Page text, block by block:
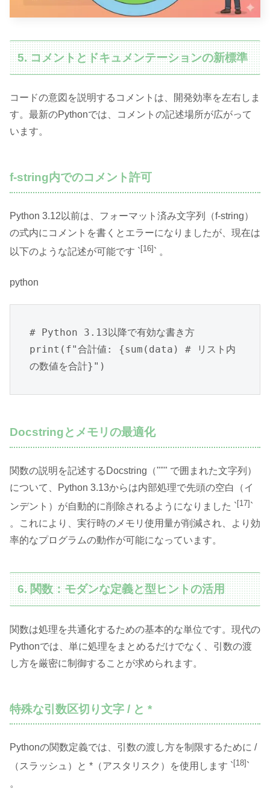
5. コメントとドキュメンテーションの新標準
コードの意図を説明するコメントは、開発効率を左右しま
す。最新のPythonでは、コメントの記述場所が広がって
います。
f-string内でのコメント許可
Python 3.12以前は、フォーマット済み文字列（f-string）
の式内にコメントを書くとエラーになりましたが、現在は
以下のような記述が可能です ` [16] ` 。
python
# Python 3.13以降で有効な書き方
print(f"合計値: {sum(data) # リスト内
の数値を合計}")
Docstringとメモリの最適化
関数の説明を記述するDocstring（""" で囲まれた文字列）
について、Python 3.13からは内部処理で先頭の空白（イ
ンデント）が自動的に削除されるようになりました ` [17] `
。これにより、実行時のメモリ使用量が削減され、より効
率的なプログラムの動作が可能になっています。
6. 関数：モダンな定義と型ヒントの活用
関数は処理を共通化するための基本的な単位です。現代の
Pythonでは、単に処理をまとめるだけでなく、引数の渡
し方を厳密に制御することが求められます。
特殊な引数区切り文字 / と *
Pythonの関数定義では、引数の渡し方を制限するために /
（スラッシュ）と *（アスタリスク）を使用します ` [18] `
。